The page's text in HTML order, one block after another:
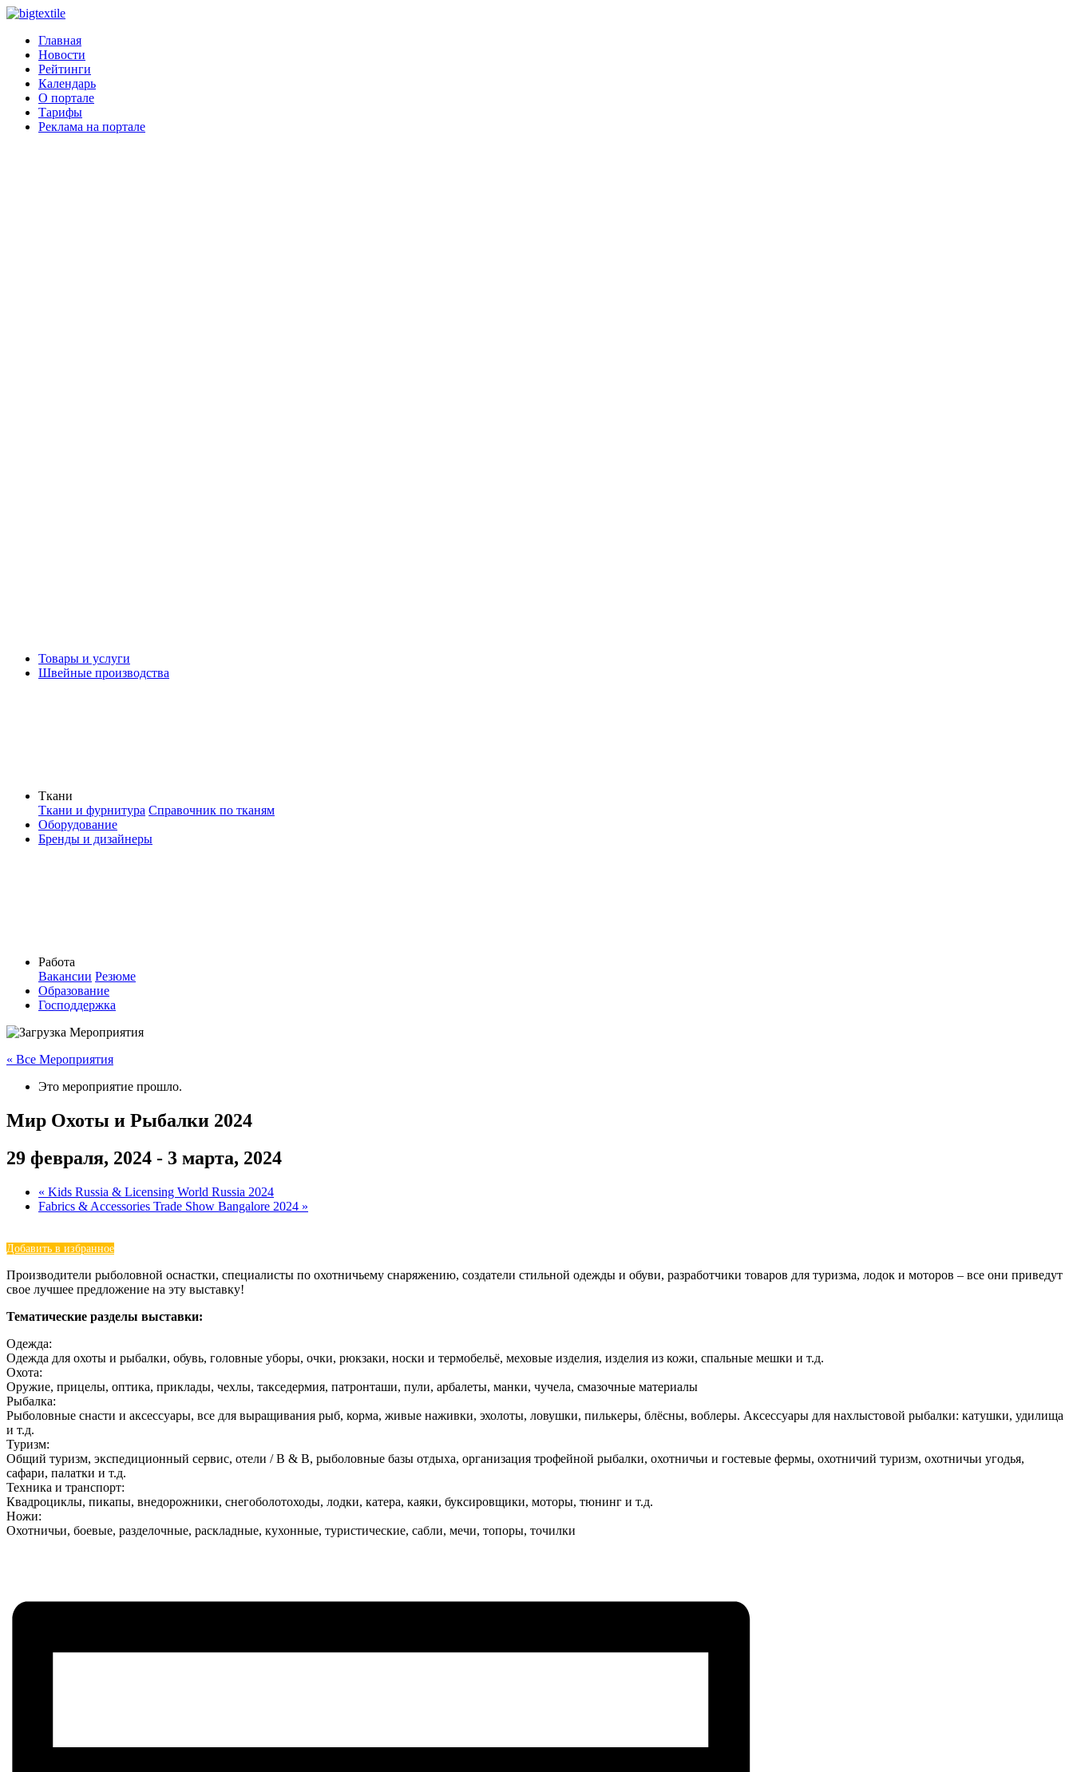
Главная
Новости
Рейтинги
Календарь
О портале
Тарифы
Реклама на портале
Товары и услуги
Швейные производства
Ткани
Ткани и фурнитура Справочник по тканям
Оборудование
Бренды и дизайнеры
Работа
Вакансии Резюме
Образование
Господдержка
« Все Мероприятия
Это мероприятие прошло.
Мир Охоты и Рыбалки 2024
29 февраля, 2024 - 3 марта, 2024
« Kids Russia & Licensing World Russia 2024
Fabrics & Accessories Trade Show Bangalore 2024 »
Добавить в избранное
Производители рыболовной оснастки, специалисты по охотничьему снаряжению, создатели стильной одежды и обуви, разработчики товаров для туризма, лодок и моторов – все они приведут
свое лучшее предложение на эту выставку!
Тематические разделы выставки:
Одежда:
Одежда для охоты и рыбалки, обувь, головные уборы, очки, рюкзаки, носки и термобельё, меховые изделия, изделия из кожи, спальные мешки и т.д.
Охота:
Оружие, прицелы, оптика, приклады, чехлы, такседермия, патронташи, пули, арбалеты, манки, чучела, смазочные материалы
Рыбалка:
Рыболовные снасти и аксессуары, все для выращивания рыб, корма, живые наживки, эхолоты, ловушки, пилькеры, блёсны, воблеры. Аксессуары для нахлыстовой рыбалки: катушки, удилища
и т.д.
Туризм:
Общий туризм, экспедиционный сервис, отели / B & B, рыболовные базы отдыха, организация трофейной рыбалки, охотничьи и гостевые фермы, охотничий туризм, охотничьи угодья,
сафари, палатки и т.д.
Техника и транспорт:
Квадроциклы, пикапы, внедорожники, снегоболотоходы, лодки, катера, каяки, буксировщики, моторы, тюнинг и т.д.
Ножи:
Охотничьи, боевые, разделочные, раскладные, кухонные, туристические, сабли, мечи, топоры, точилки